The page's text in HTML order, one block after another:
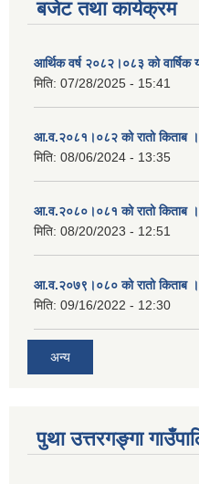
बजेट तथा कार्यक्रम
आर्थिक वर्ष २०८२।०८३ को वार्षिक
मिति: 07/28/2025 - 15:41
आ.व.२०८१।०८२ को रातो किताब ।
मिति: 08/06/2024 - 13:35
आ.व.२०८०।०८१ को रातो किताब ।
मिति: 08/20/2023 - 12:51
आ.व.२०७९।०८० को रातो किताब ।
मिति: 09/16/2022 - 12:30
अन्य
पुथा उत्तरगङ्गा